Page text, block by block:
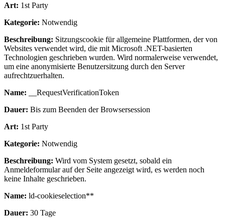
Art: 1st Party
Kategorie: Notwendig
Beschreibung: Sitzungscookie für allgemeine Plattformen, der von
Websites verwendet wird, die mit Microsoft .NET-basierten
Technologien geschrieben wurden. Wird normalerweise verwendet,
um eine anonymisierte Benutzersitzung durch den Server
aufrechtzuerhalten.
Name: __RequestVerificationToken
Dauer: Bis zum Beenden der Browsersession
Art: 1st Party
Kategorie: Notwendig
Beschreibung: Wird vom System gesetzt, sobald ein
Anmeldeformular auf der Seite angezeigt wird, es werden noch
keine Inhalte geschrieben.
Name: ld-cookieselection**
Dauer: 30 Tage